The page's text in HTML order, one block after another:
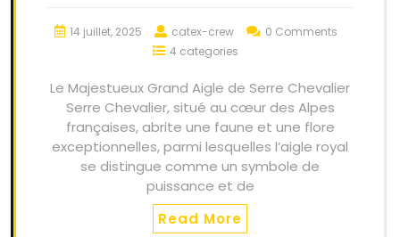
14 juillet, 2025 catex-crew
0 Comments
4 categories
Le Majestueux Grand Aigle de Serre Chevalier
Serre Chevalier, situé au cœur des Alpes
françaises, abrite une faune et une flore
exceptionnelles, parmi lesquelles l’aigle royal
se distingue comme un symbole de
puissance et de
Read More